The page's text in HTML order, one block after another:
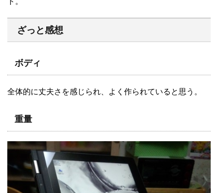
ざっと感想
ボディ
全体的に丈夫さを感じられ、よく作られていると思う。
重量